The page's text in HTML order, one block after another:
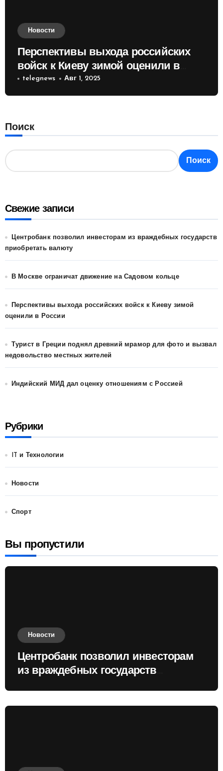
Новости
Перспективы выхода российских
войск к Киеву зимой оценили в
России
telegnews Авг 1, 2025
Поиск
Поиск
Свежие записи
Центробанк позволил инвесторам из враждебных государств
приобретать валюту
В Москве ограничат движение на Садовом кольце
Перспективы выхода российских войск к Киеву зимой
оценили в России
Турист в Греции поднял древний мрамор для фото и вызвал
недовольство местных жителей
Индийский МИД дал оценку отношениям с Россией
Рубрики
IT и Технологии
Новости
Спорт
Вы пропустили
Новости
Центробанк позволил инвесторам
из враждебных государств